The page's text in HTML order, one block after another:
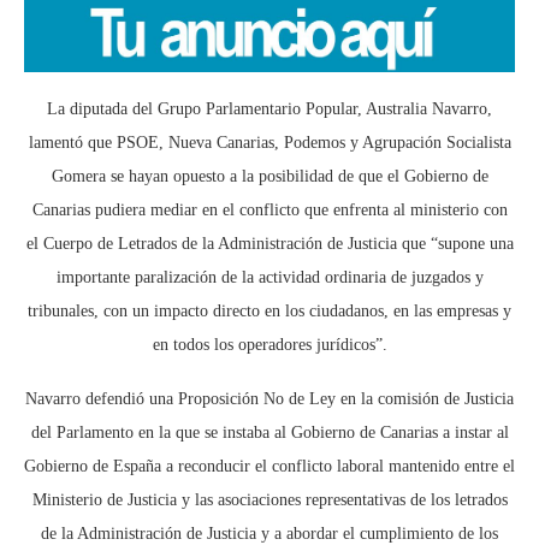
La diputada del Grupo Parlamentario Popular, Australia Navarro,
lamentó que PSOE, Nueva Canarias, Podemos y Agrupación Socialista
Gomera se hayan opuesto a la posibilidad de que el Gobierno de
Canarias pudiera mediar en el conflicto que enfrenta al ministerio con
el Cuerpo de Letrados de la Administración de Justicia que “supone una
importante paralización de la actividad ordinaria de juzgados y
tribunales, con un impacto directo en los ciudadanos, en las empresas y
en todos los operadores jurídicos”.
Navarro defendió una Proposición No de Ley en la comisión de Justicia
del Parlamento en la que se instaba al Gobierno de Canarias a instar al
Gobierno de España a reconducir el conflicto laboral mantenido entre el
Ministerio de Justicia y las asociaciones representativas de los letrados
de la Administración de Justicia y a abordar el cumplimiento de los